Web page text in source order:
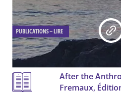
PUBLICATIONS – LIRE
After the
Fremaux,